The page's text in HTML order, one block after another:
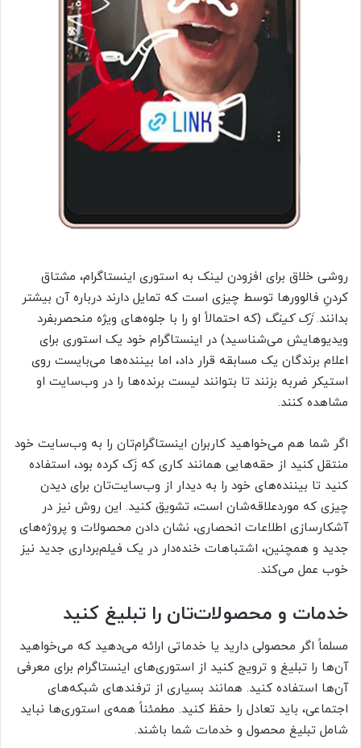
روشی خلاق برای افزودن لینک به استوری اینستاگرام، مشتاق
کردنِ فالوورها توسط چیزی است که تمایل دارند درباره آن بیشتر
بدانند.زَک کینگ (که احتمالاً او را با جلوه‌های ویژه منحصربفرد
ویدیوهایش می‌شناسید) در اینستاگرام خود یک استوری برای
اعلام برندگان یک مسابقه قرار داد، اما بیننده‌ها می‌بایست روی
استیکر ضربه بزنند تا بتوانند لیست برنده‌ها را در وب‌سایت او
مشاهده کنند.
اگر شما هم می‌خواهید کاربران اینستاگرام‌تان را به وب‌سایت خود
منتقل کنید از حقه‌هایی همانند کاری که زَک کرده بود، استفاده
کنید تا بیننده‌های خود را به دیدار از وب‌سایت‌تان برای دیدن
چیزی که موردعلاقه‌شان است، تشویق کنید. این روش نیز در
آشکارسازی اطلاعات انحصاری، نشان دادن محصولات و پروژه‌های
جدید و همچنین، اشتباهات خنده‌دار در یک فیلم‌برداری جدید نیز
خوب عمل می‌کند.
خدمات و محصولات‌تان را تبلیغ کنید
مسلماً اگر محصولی دارید یا خدماتی ارائه می‌دهید که می‌خواهید
آن‌ها را تبلیغ و ترویج کنید از استوری‌های اینستاگرام برای معرفی
آن‌ها استفاده کنید. همانند بسیاری از ترفندهای شبکه‌های
اجتماعی، باید تعادل را حفظ کنید. مطمئناً همه‌ی استوری‌ها نباید
شامل تبلیغ محصول و خدمات شما باشند.